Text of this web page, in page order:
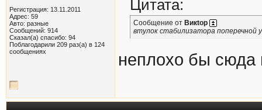
Регистрация: 13.11.2011
Адрес: 59
Авто: разные
Сообщений: 914
Сказал(а) спасибо: 94
Поблагодарили 209 раз(а) в 124
сообщениях
Цитата:
Сообщение от Викtор
втулок стабилизатора
неплохо бы сюда